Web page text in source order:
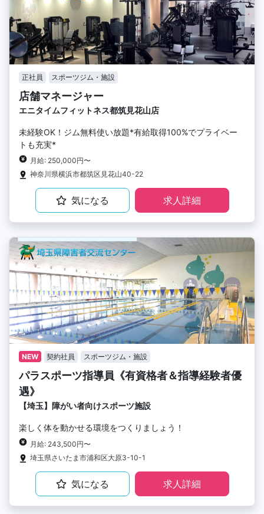
正社員 スポーツジム・施設
店舗マネージャー
エニタイムフィットネス都筑見花山店
未経験OK！ジム無料使い放題*有給取得100%でプライベー
トも充実*
月給: 250,000円〜
神奈川県横浜市都筑区見花山40-22
気になる 求人詳細
NEW 契約社員 スポーツジム・施設
パラスポーツ指導員《有資格者＆指導経験者優
遇》
【埼玉】障がい者向けスポーツ施設
楽しく体を動かせる環境をつくりましょう！
月給: 243,500円〜
埼玉県さいたま市浦和区大原3-10-1
気になる 求人詳細